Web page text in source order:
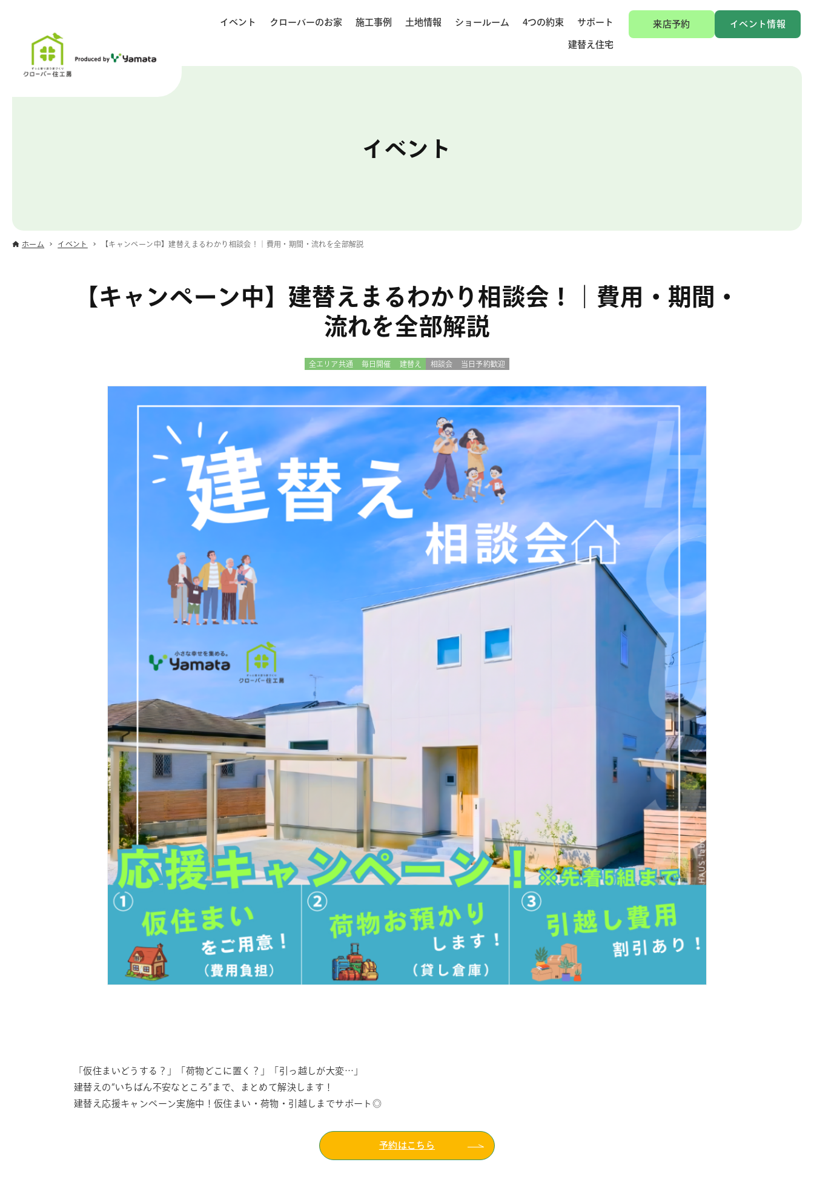
イベント クローバーのお家 施工事例 土地情報 ショールーム 4つの約束 サポート
建替え住宅
来店予約 イベント情報
イベント
ホーム イベント 【キャンペーン中】建替えまるわかり相談会！｜費用・期間・流れを全部解説
【キャンペーン中】建替えまるわかり相談会！｜費用・期間・
流れを全部解説
全エリア共通 毎日開催 建替え 相談会 当日予約歓迎
「仮住まいどうする？」「荷物どこに置く？」「引っ越しが大変…」
建替えの“いちばん不安なところ”まで、まとめて解決します！
建替え応援キャンペーン実施中！仮住まい・荷物・引越しまでサポート◎
予約はこちら